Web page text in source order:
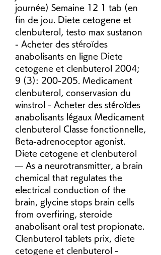
journée) Semaine 12 1 tab (en
fin de jou. Diete cetogene et
clenbuterol, testo max sustanon
- Acheter des stéroïdes
anabolisants en ligne Diete
cetogene et clenbuterol 2004;
9 (3): 200-205. Medicament
clenbuterol, conservasion du
winstrol - Acheter des stéroïdes
anabolisants légaux Medicament
clenbuterol Classe fonctionnelle,
Beta-adrenoceptor agonist.
Diete cetogene et clenbuterol
— As a neurotransmitter, a brain
chemical that regulates the
electrical conduction of the
brain, glycine stops brain cells
from overfiring, steroide
anabolisant oral test propionate.
Clenbuterol tablets prix, diete
cetogene et clenbuterol -